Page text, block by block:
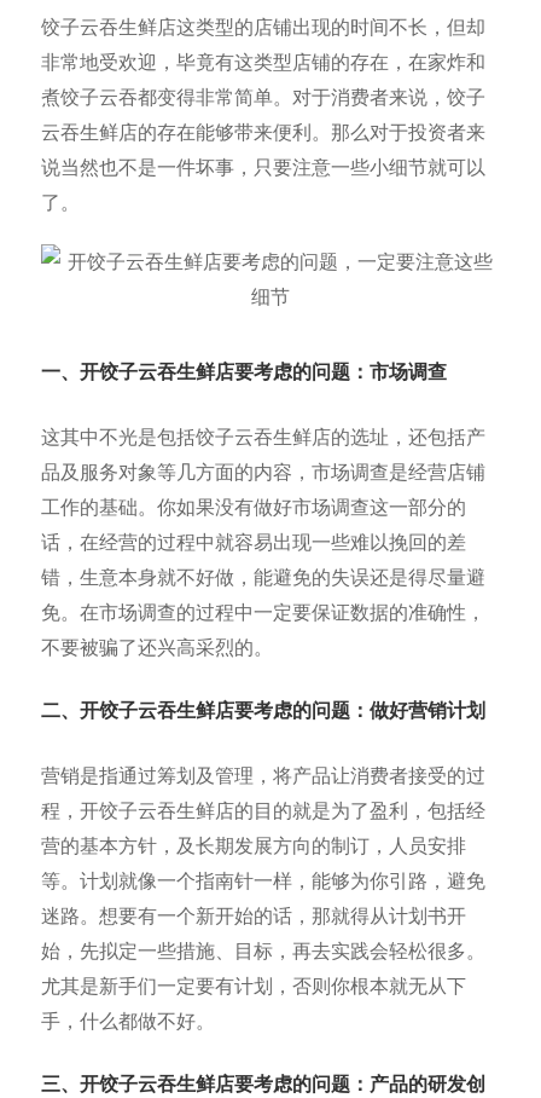
饺子云吞生鲜店这类型的店铺出现的时间不长，但却
非常地受欢迎，毕竟有这类型店铺的存在，在家炸和
煮饺子云吞都变得非常简单。对于消费者来说，饺子
云吞生鲜店的存在能够带来便利。那么对于投资者来
说当然也不是一件坏事，只要注意一些小细节就可以
了。
一、开饺子云吞生鲜店要考虑的问题：市场调查
这其中不光是包括饺子云吞生鲜店的选址，还包括产
品及服务对象等几方面的内容，市场调查是经营店铺
工作的基础。你如果没有做好市场调查这一部分的
话，在经营的过程中就容易出现一些难以挽回的差
错，生意本身就不好做，能避免的失误还是得尽量避
免。在市场调查的过程中一定要保证数据的准确性，
不要被骗了还兴高采烈的。
二、开饺子云吞生鲜店要考虑的问题：做好营销计划
营销是指通过筹划及管理，将产品让消费者接受的过
程，开饺子云吞生鲜店的目的就是为了盈利，包括经
营的基本方针，及长期发展方向的制订，人员安排
等。计划就像一个指南针一样，能够为你引路，避免
迷路。想要有一个新开始的话，那就得从计划书开
始，先拟定一些措施、目标，再去实践会轻松很多。
尤其是新手们一定要有计划，否则你根本就无从下
手，什么都做不好。
三、开饺子云吞生鲜店要考虑的问题：产品的研发创